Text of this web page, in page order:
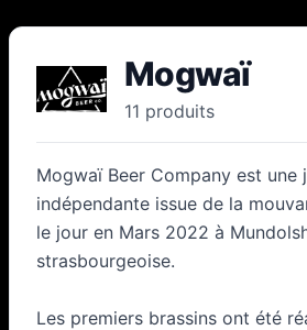
Mogwaï
11 produits
Mogwaï Beer Company est une
indépendante issue de la
le jour en Mars 2022 à
strasbourgeoise.
Les premiers brassins ont été